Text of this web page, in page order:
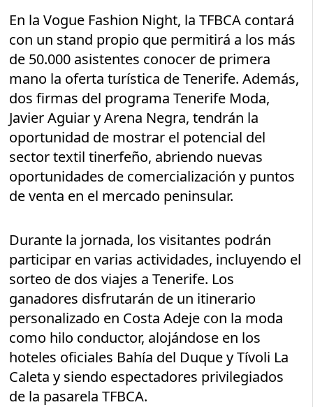
En la Vogue Fashion Night, la TFBCA contará
con un stand propio que permitirá a los más
de 50.000 asistentes conocer de primera
mano la oferta turística de Tenerife. Además,
dos firmas del programa Tenerife Moda,
Javier Aguiar y Arena Negra, tendrán la
oportunidad de mostrar el potencial del
sector textil tinerfeño, abriendo nuevas
oportunidades de comercialización y puntos
de venta en el mercado peninsular.
Durante la jornada, los visitantes podrán
participar en varias actividades, incluyendo el
sorteo de dos viajes a Tenerife. Los
ganadores disfrutarán de un itinerario
personalizado en Costa Adeje con la moda
como hilo conductor, alojándose en los
hoteles oficiales Bahía del Duque y Tívoli La
Caleta y siendo espectadores privilegiados
de la pasarela TFBCA.